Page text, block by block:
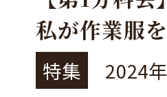
私が作業服
～㈱れんこ
特集
2024